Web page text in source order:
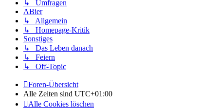
↳ Umfragen
ABier
↳ Allgemein
↳ Homepage-Kritik
Sonstiges
↳ Das Leben danach
↳ Feiern
↳ Off-Topic
Foren-Übersicht
Alle Zeiten sind UTC+01:00
Alle Cookies löschen